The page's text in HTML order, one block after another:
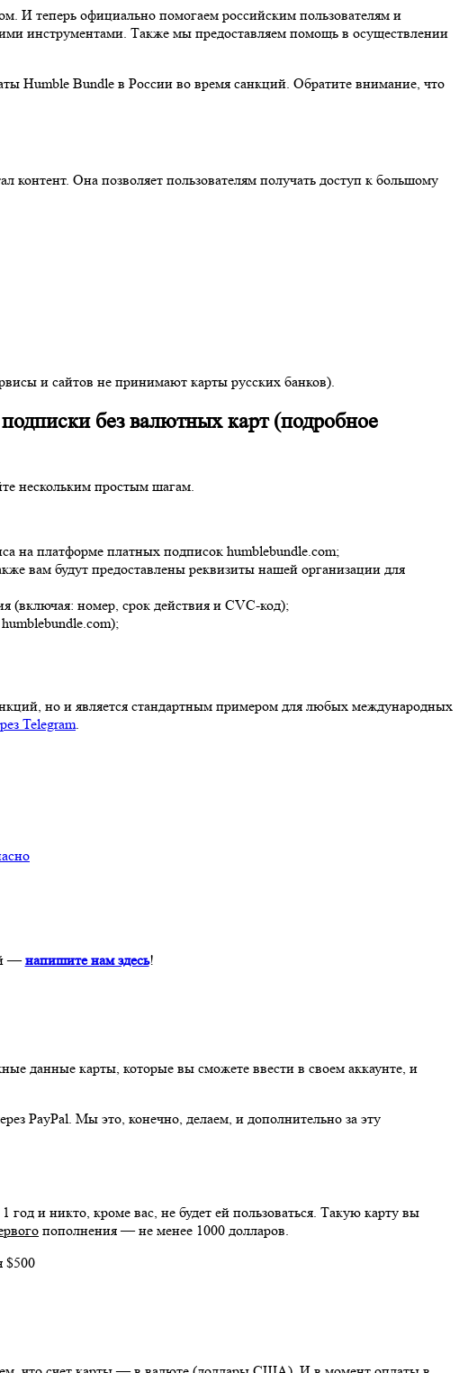
И теперь официально помогаем российским пользователям и
инструментами. Также мы предоставляем помощь в осуществлении
Humble Bundle в России во время санкций. Обратите внимание, что
Она позволяет пользователям получать доступ к большому
и сайтов не принимают карты русских банков).
без валютных карт (подробное
нескольким простым шагам.
на платформе платных подписок humblebundle.com;
вам будут предоставлены реквизиты нашей организации для
(включая: номер, срок действия и CVC-код);
но и является стандартным примером для любых международных
Telegram.
—напишите нам здесь!
данные карты, которые вы сможете ввести в своем аккаунте, и
PayPal. Мы это, конечно, делаем, и дополнительно за эту
год и никто, кроме вас, не будет ей пользоваться. Такую карту вы
пополнения — не менее 1000 долларов.
$500